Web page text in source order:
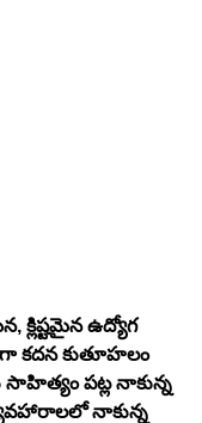
క్లిష్టమైన ఉద్యోగ
కదన కుతూహలం
పట్ల నాకున్న
నాకున్న